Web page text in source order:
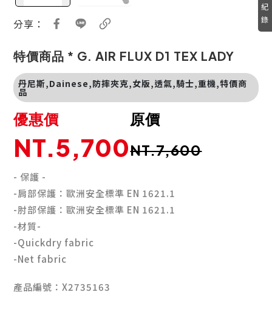
分享：
特價商品 * G. AIR FLUX D1 TEX LADY
丹尼斯,Dainese,防摔夾克,女版,透氣,騎士,重機,特價商
品
原價
NT.7,600
優惠價
NT.5,700
- 保護 -
-肩部保護：歐洲安全標準 EN 1621.1
-肘部保護：歐洲安全標準 EN 1621.1
-材質-
-Quickdry fabric
-Net fabric
產品編號：X2735163
紀
錄